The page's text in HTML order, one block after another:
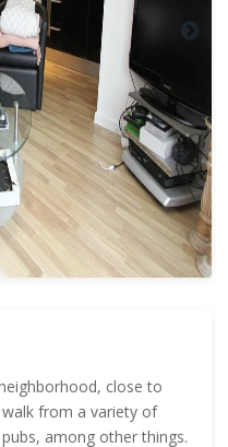
close to
from a variety of
among other things.